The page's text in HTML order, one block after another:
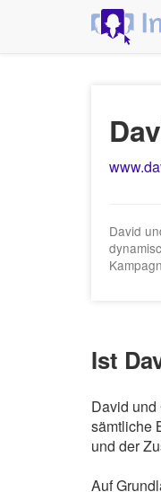
David
Ist
David
sämtliche
und der
Auf